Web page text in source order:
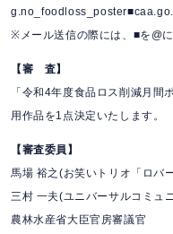
※メール送信の際には、■を@
【審 査】
「令和4年度食品ロス削減月
用作品を1点決定いたします。
【審査委員】
馬場 裕之(お笑いトリオ「ロバ
三村 一夫(ユニバーサルコミュ
農林水産省大臣官房審議官